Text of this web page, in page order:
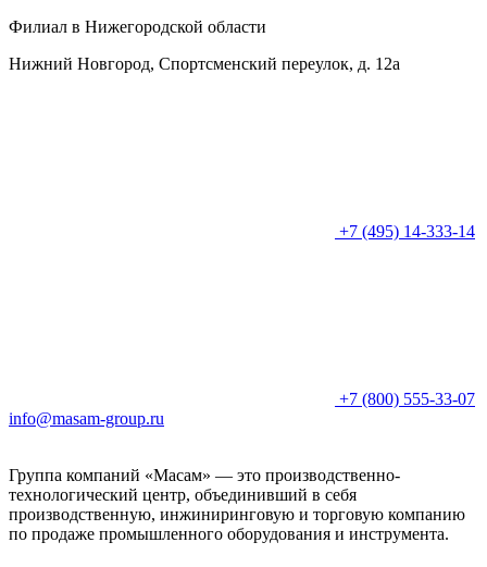
Филиал в Нижегородской области
Нижний Новгород, Спортсменский переулок, д. 12а
+7 (495) 14-333-14
+7 (800) 555-33-07
info@masam-group.ru
Группа компаний «Масам» — это производственно-
технологический центр, объединивший в себя
производственную, инжиниринговую и торговую компанию
по продаже промышленного оборудования и инструмента.